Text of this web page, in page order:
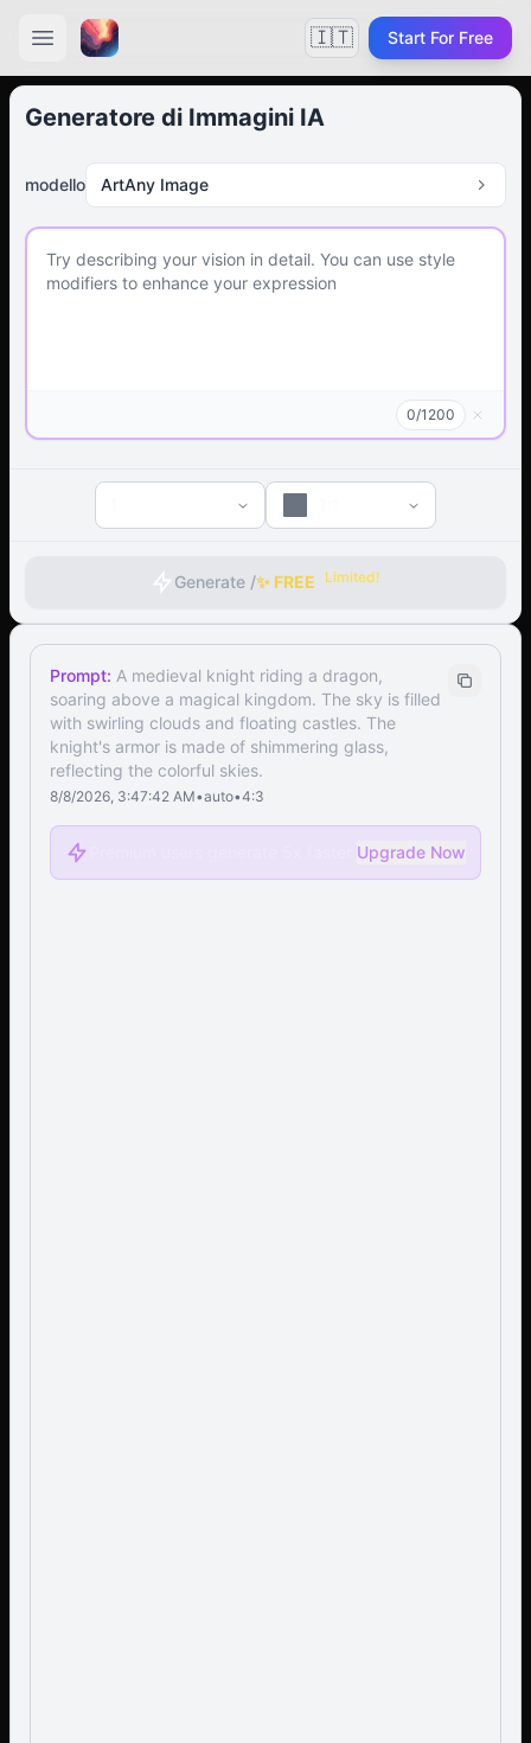
🇮🇹 Start For Free
Generatore di Immagini IA
modello ArtAny Image
0/1200
Generate /✨ FREE Limited!
Prompt: A medieval knight riding a dragon,
soaring above a magical kingdom. The sky is filled
with swirling clouds and floating castles. The
knight's armor is made of shimmering glass,
reflecting the colorful skies.
8/8/2026, 3:47:42 AM•auto•4:3
Upgrade Now